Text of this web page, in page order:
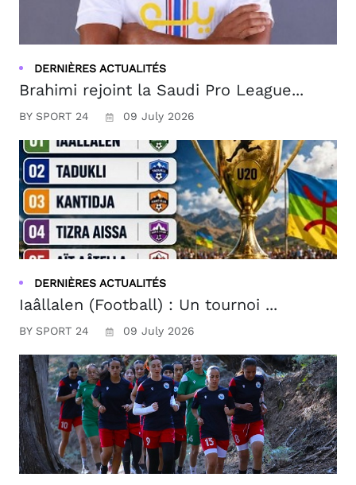
DERNIÈRES ACTUALITÉS
Brahimi rejoint la Saudi Pro League...
BY SPORT 24 09 July 2026
DERNIÈRES ACTUALITÉS
Iaâllalen (Football) : Un tournoi ...
BY SPORT 24 09 July 2026